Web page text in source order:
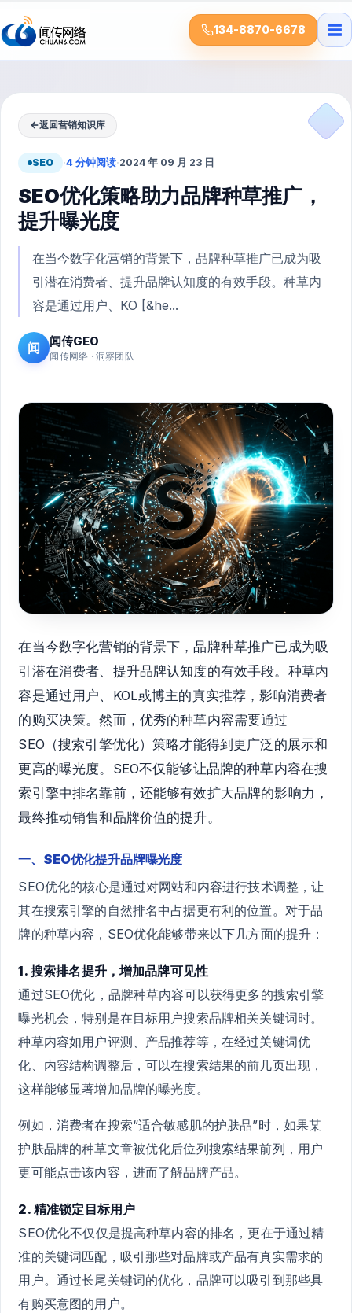
134-8870-6678 ☰
←返回营销知识库
SEO ·4 分钟阅读·2024 年 09 月 23 日
SEO优化策略助力品牌种草推广，
提升曝光度
在当今数字化营销的背景下，品牌种草推广已成为吸
引潜在消费者、提升品牌认知度的有效手段。种草内
容是通过用户、KO [&he...
闻 闻传GEO
闻传网络 · 洞察团队
在当今数字化营销的背景下，品牌种草推广已成为吸
引潜在消费者、提升品牌认知度的有效手段。种草内
容是通过用户、KOL或博主的真实推荐，影响消费者
的购买决策。然而，优秀的种草内容需要通过
SEO（搜索引擎优化）策略才能得到更广泛的展示和
更高的曝光度。SEO不仅能够让品牌的种草内容在搜
索引擎中排名靠前，还能够有效扩大品牌的影响力，
最终推动销售和品牌价值的提升。
一、SEO优化提升品牌曝光度
SEO优化的核心是通过对网站和内容进行技术调整，让
其在搜索引擎的自然排名中占据更有利的位置。对于品
牌的种草内容，SEO优化能够带来以下几方面的提升：
1. 搜索排名提升，增加品牌可见性
通过SEO优化，品牌种草内容可以获得更多的搜索引擎
曝光机会，特别是在目标用户搜索品牌相关关键词时。
种草内容如用户评测、产品推荐等，在经过关键词优
化、内容结构调整后，可以在搜索结果的前几页出现，
这样能够显著增加品牌的曝光度。
例如，消费者在搜索“适合敏感肌的护肤品”时，如果某
护肤品牌的种草文章被优化后位列搜索结果前列，用户
更可能点击该内容，进而了解品牌产品。
2. 精准锁定目标用户
SEO优化不仅仅是提高种草内容的排名，更在于通过精
准的关键词匹配，吸引那些对品牌或产品有真实需求的
用户。通过长尾关键词的优化，品牌可以吸引到那些具
有购买意图的用户。